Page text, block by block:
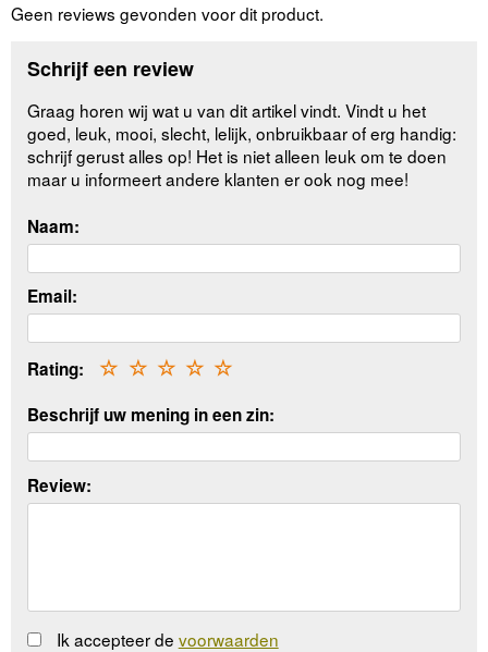
Geen reviews gevonden voor dit product.
Schrijf een review
Graag horen wij wat u van dit artikel vindt. Vindt u het
goed, leuk, mooi, slecht, lelijk, onbruikbaar of erg handig:
schrijf gerust alles op! Het is niet alleen leuk om te doen
maar u informeert andere klanten er ook nog mee!
Naam:
Email:
Rating: ☆
☆
☆
☆
☆
Beschrijf uw mening in een zin:
Review:
Ik accepteer de voorwaarden